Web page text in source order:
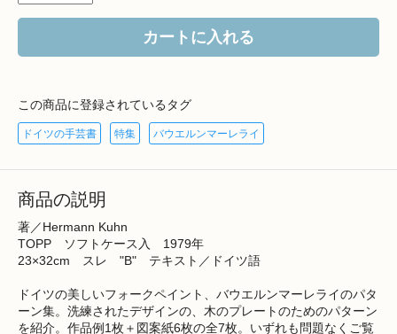
カートに入れる
この商品に登録されているタグ
ドイツの手芸書 特集 バウエルンマーレライ
商品の説明
著／Hermann Kuhn
TOPP ソフトケース入 1979年
23×32cm スレ "B" テキスト／ドイツ語
ドイツの美しいフォークペイント、バウエルンマーレライのパタ
ーン集。洗練されたデザインの、木のプレートのためのパターン
を紹介。作品例1枚＋図案紙6枚の全7枚。いずれも問題なくご覧